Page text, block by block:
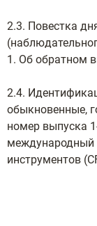
2.3. Повестка
1. Об обратном
2.4.
обыкновенные,
номер выпуска
международный
инструментов